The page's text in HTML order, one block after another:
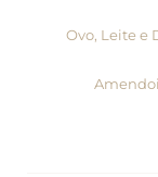
Ovo, Leite e